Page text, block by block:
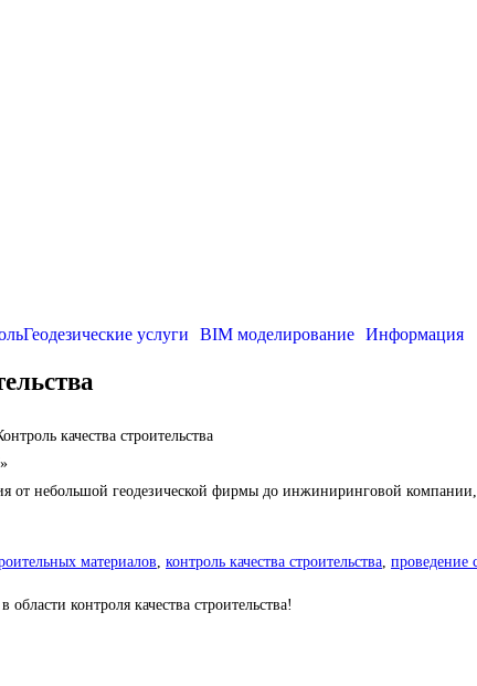
Геодезические услуги BIM моделирование Информация
качества строительства
от небольшой геодезической фирмы до инжиниринговой
материалов, контроль качества строительства, проведение
контроля качества строительства!